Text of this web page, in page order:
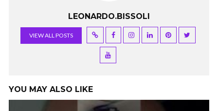
LEONARDO.BISSOLI
VIEW ALL POSTS
YOU MAY ALSO LIKE